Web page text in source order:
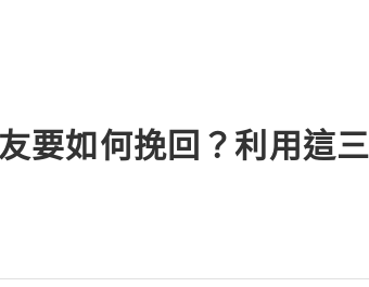
要如何挽回？利用這